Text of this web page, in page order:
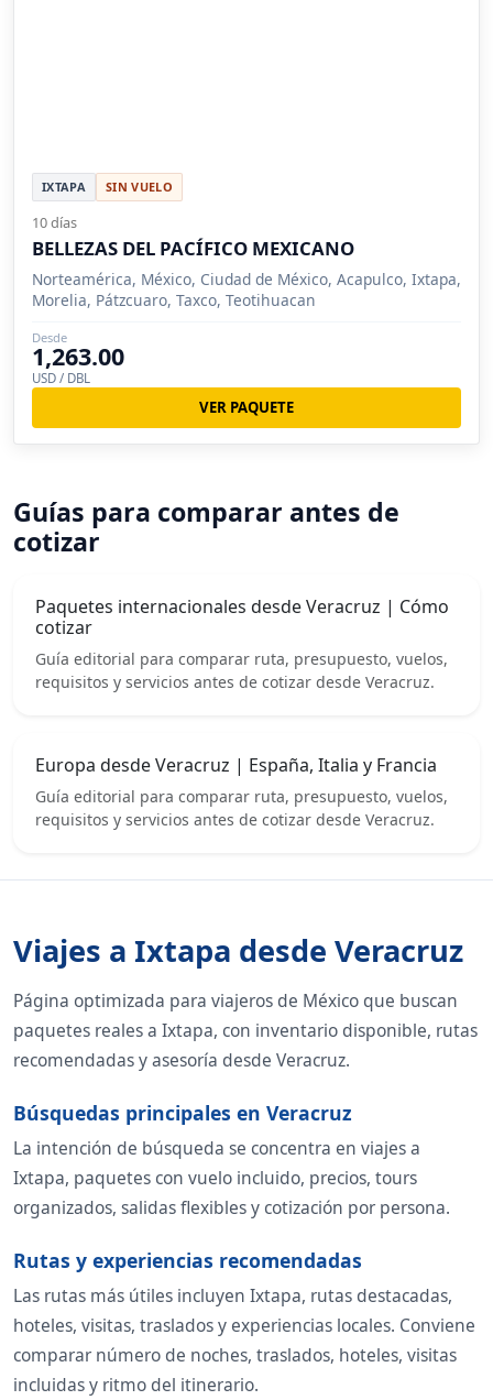
IXTAPA SIN VUELO
10 días
BELLEZAS DEL PACÍFICO MEXICANO
Norteamérica, México, Ciudad de México, Acapulco, Ixtapa,
Morelia, Pátzcuaro, Taxco, Teotihuacan
Desde
1,263.00
USD / DBL
VER PAQUETE
Guías para comparar antes de
cotizar
Paquetes internacionales desde Veracruz | Cómo
cotizar
Guía editorial para comparar ruta, presupuesto, vuelos,
requisitos y servicios antes de cotizar desde Veracruz.
Europa desde Veracruz | España, Italia y Francia
Guía editorial para comparar ruta, presupuesto, vuelos,
requisitos y servicios antes de cotizar desde Veracruz.
Viajes a Ixtapa desde Veracruz
Página optimizada para viajeros de México que buscan
paquetes reales a Ixtapa, con inventario disponible, rutas
recomendadas y asesoría desde Veracruz.
Búsquedas principales en Veracruz
La intención de búsqueda se concentra en viajes a
Ixtapa, paquetes con vuelo incluido, precios, tours
organizados, salidas flexibles y cotización por persona.
Rutas y experiencias recomendadas
Las rutas más útiles incluyen Ixtapa, rutas destacadas,
hoteles, visitas, traslados y experiencias locales. Conviene
comparar número de noches, traslados, hoteles, visitas
incluidas y ritmo del itinerario.